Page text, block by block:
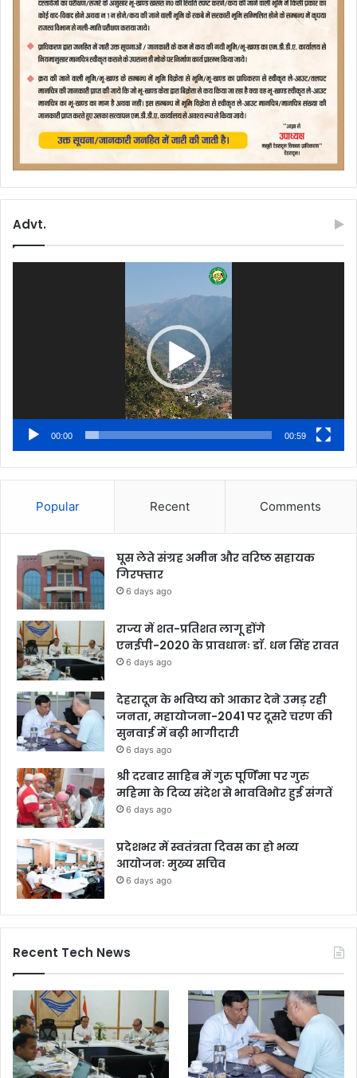
Advt.
00:00 00:59
Popular Recent Comments
घूस लेते संग्रह अमीन और वरिष्ठ सहायक
गिरफ्तार
6 days ago
राज्य में शत-प्रतिशत लागू होंगे
एनईपी-2020 के प्रावधानः डाॅ. धन सिंह रावत
6 days ago
देहरादून के भविष्य को आकार देने उमड़ रही
जनता, महायोजना-2041 पर दूसरे चरण की
सुनवाई में बढ़ी भागीदारी
6 days ago
श्री दरबार साहिब में गुरु पूर्णिमा पर गुरु
महिमा के दिव्य संदेश से भावविभोर हुई संगतें
6 days ago
प्रदेशभर में स्वतंत्रता दिवस का हो भव्य
आयोजनः मुख्य सचिव
6 days ago
Recent Tech News